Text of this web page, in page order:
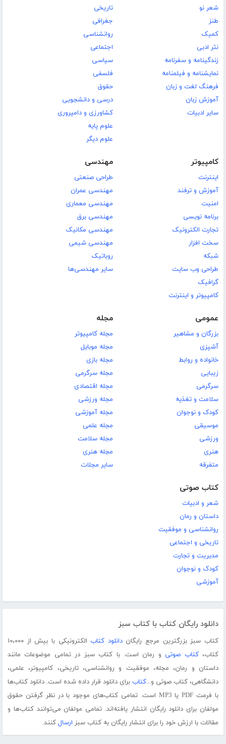
شعر نو
طنز
کمیک
نثر ادبی
زندگینامه و سفرنامه
نمایشنامه و فیلمنامه
فرهنگ لغت و زبان
آموزش زبان
سایر ادبیات
تاریخی
جغرافی
روانشناسی
اجتماعی
سیاسی
فلسفی
حقوق
درسی و دانشجویی
کشاورزی و دامپروری
علوم پایه
علوم دیگر
کامپیوتر
اینترنت
آموزش و ترفند
امنیت
برنامه نویسی
تجارت الکترونیک
سخت افزار
شبکه
طراحی وب سایت
گرافیک
کامپیوتر و اینترنت
مهندسی
طراحی صنعتی
مهندسی عمران
مهندسی معماری
مهندسی برق
مهندسی مکانیک
مهندسی شیمی
روباتیک
سایر مهندسی‌ها
عمومی
بزرگان و مشاهیر
آشپزی
خانواده و روابط
زیبایی
سرگرمی
سلامت و تغذیه
کودک و نوجوان
موسیقی
ورزشی
هنری
متفرقه
مجله
مجله کامپیوتر
مجله موبایل
مجله بازی
مجله سرگرمی
مجله اقتصادی
مجله ورزشی
مجله آموزشی
مجله علمی
مجله سلامت
مجله هنری
سایر مجلات
کتاب صوتی
شعر و ادبیات
داستان و رمان
روانشناسی و موفقیت
تاریخی و اجتماعی
مدیریت و تجارت
کودک و نوجوان
آموزشی
دانلود رایگان کتاب با کتاب سبز
کتاب سبز بزرگترین مرجع رایگاندانلود کتاب
الکترونیکی با بیش از ۱۰،۰۰۰
کتاب،کتاب صوتی و رمان است. با کتاب سبز در تمامی موضوعات مانند
داستان و رمان، مجله، موفقیت و روانشناسی، تاریخی، کامپیوتر، علمی،
دانشگاهی، کتاب صوتی و...کتاب برای دانلود قرار داده شده است. دانلود کتاب‌ها
با فرمت PDF یا MP3 است. تمامی کتاب‌های موجود با در نظر گرفتن حقوق
مولفان برای دانلود رایگان انتشار یافته‌اند. تمامی مولفان می‌توانند کتاب‌ها و
مقالات با ارزش خود را برای انتشار رایگان به کتاب سبز ارسال کنند.